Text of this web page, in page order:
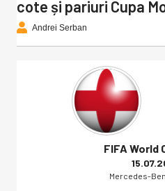
cote și pariuri Cupa
Andrei Serban
FIFA World
Mercedes-